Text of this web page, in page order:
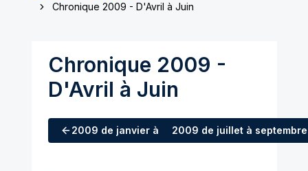
Chronique 2009 - D'Avril à Juin
Chronique 2009 -
D'Avril à Juin
2009 de janvier à mars2009 de juillet à septembre